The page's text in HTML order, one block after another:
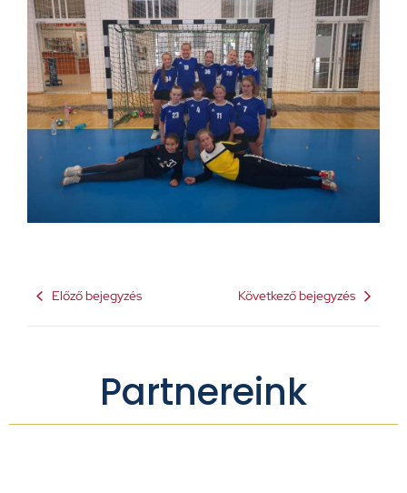
Előző bejegyzés Következő bejegyzés
Partnereink